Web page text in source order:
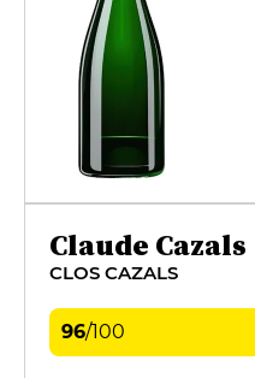
Claude Cazals
CLOS CAZALS
96/100